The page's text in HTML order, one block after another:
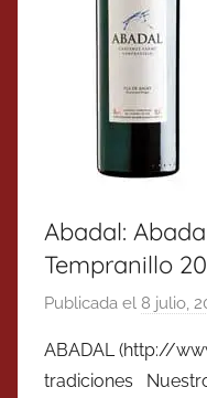
Abadal:
Tempranillo
Publicada el 8 julio,
ABADAL (http://
tradiciones